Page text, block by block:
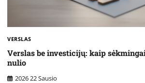
VERSLAS
Verslas be investicijų: kaip
nulio
2026 22 Sausio